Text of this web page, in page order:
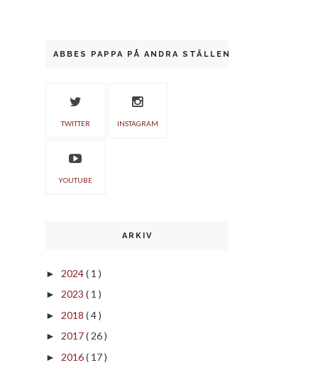
ABBES PAPPA PÅ ANDRA STÄLLEN
TWITTER INSTAGRAM
YOUTUBE
ARKIV
► 2024( 1 )
► 2023 ( 1 )
► 2018 ( 4 )
► 2017( 26 )
► 2016( 17 )